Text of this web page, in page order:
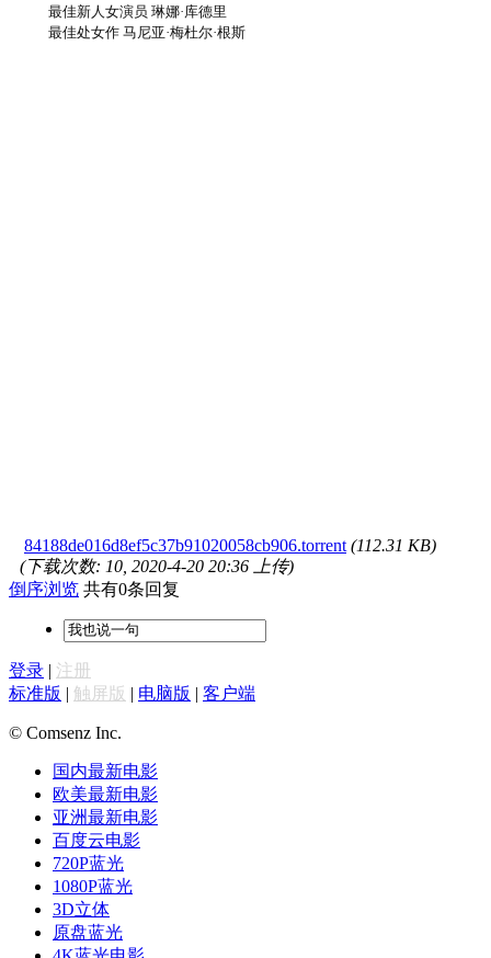
最佳新人女演员 琳娜·库德里
最佳处女作 马尼亚·梅杜尔·根斯
84188de016d8ef5c37b91020058cb906.torrent (112.31 KB)
(下载次数: 10, 2020-4-20 20:36 上传)
倒序浏览 共有0条回复
登录 | 注册
标准版 | 触屏版 | 电脑版 | 客户端
© Comsenz Inc.
国内最新电影
欧美最新电影
亚洲最新电影
百度云电影
720P蓝光
1080P蓝光
3D立体
原盘蓝光